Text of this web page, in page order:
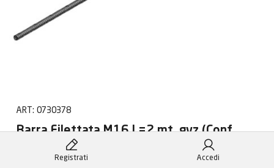
Registrati Accedi
ART: 0730378
Barra Filettata M16 L=2 mt. gvz (Conf